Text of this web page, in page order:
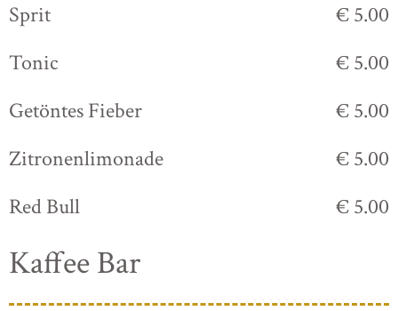
Sprit
€ 5.00
Tonic
€ 5.00
Getöntes Fieber
€ 5.00
Zitronenlimonade
€ 5.00
Red Bull
€ 5.00
Kaffee Bar